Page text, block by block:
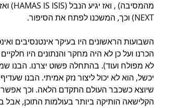
NEXT) וכך, המשכנו לפתח את הסיפור.
השבועות הראשונים היו בעיקר אינטנסיבים
הכרנו ועל כן לא היה מחקר והנתונים היו
לא מפולח ועוד). בהתחלה פשוט יצרנו. הבנו
יכשל, הוא לא יכול ליצור נזק אמיתי. הבנו
שיוצא כשכבר העולם התקדם הלאה. וכך
הקלישאה הותיקה ביותר בעולמות התוכן, אבל